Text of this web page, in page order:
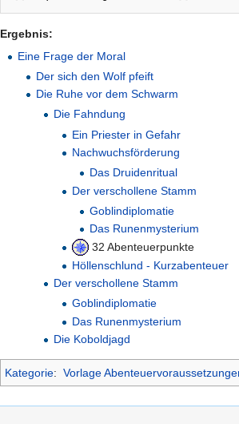
Ergebnis:
Eine Frage der Moral
Der sich den Wolf pfeift
Die Ruhe vor dem Schwarm
Die Fahndung
Ein Priester in Gefahr
Nachwuchsförderung
Das Druidenritual
Der verschollene Stamm
Goblindiplomatie
Das Runenmysterium
32 Abenteuerpunkte
Höllenschlund - Kurzabenteuer
Der verschollene Stamm
Goblindiplomatie
Das Runenmysterium
Die Koboldjagd
Kategorie: Vorlage